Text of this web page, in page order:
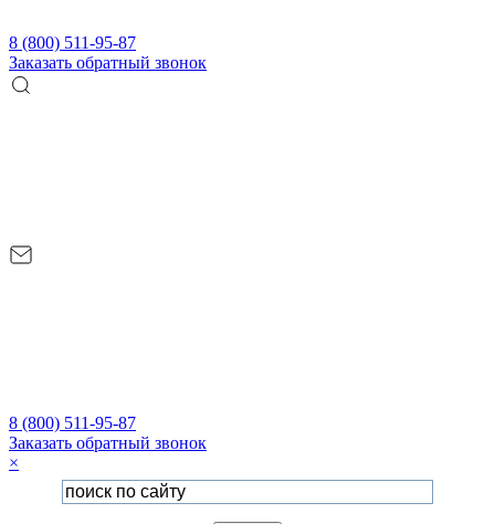
8 (800) 511-95-87
Заказать обратный звонок
8 (800) 511-95-87
Заказать обратный звонок
×